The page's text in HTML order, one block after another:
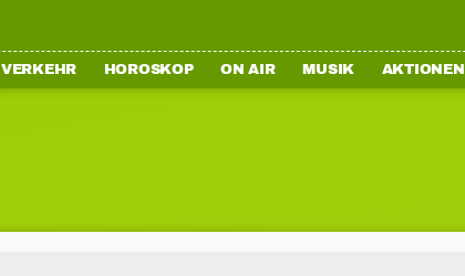
VERKEHR HOROSKOP ON AIR MUSIK AKTIONEN